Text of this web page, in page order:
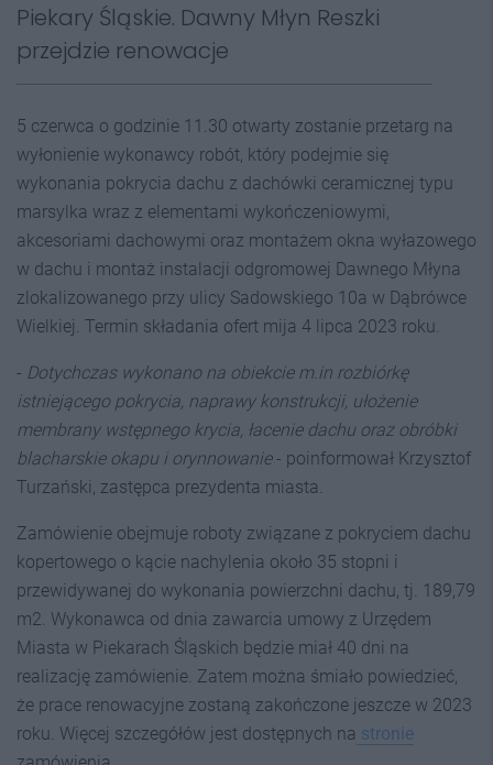
Piekary Śląskie. Dawny Młyn Reszki
przejdzie renowacje
5 czerwca o godzinie 11.30 otwarty zostanie przetarg na
wyłonienie wykonawcy robót, który podejmie się
wykonania pokrycia dachu z dachówki ceramicznej typu
marsylka wraz z elementami wykończeniowymi,
akcesoriami dachowymi oraz montażem okna wyłazowego
w dachu i montaż instalacji odgromowej Dawnego Młyna
zlokalizowanego przy ulicy Sadowskiego 10a w Dąbrówce
Wielkiej. Termin składania ofert mija 4 lipca 2023 roku.
- Dotychczas wykonano na obiekcie m.in rozbiórkę
istniejącego pokrycia, naprawy konstrukcji, ułożenie
membrany wstępnego krycia, łacenie dachu oraz obróbki
blacharskie okapu i orynnowanie- poinformował Krzysztof
Turzański, zastępca prezydenta miasta.
Zamówienie obejmuje roboty związane z pokryciem dachu
kopertowego o kącie nachylenia około 35 stopni i
przewidywanej do wykonania powierzchni dachu, tj. 189,79
m2. Wykonawca od dnia zawarcia umowy z Urzędem
Miasta w Piekarach Śląskich będzie miał 40 dni na
realizację zamówienie. Zatem można śmiało powiedzieć,
że prace renowacyjne zostaną zakończone jeszcze w 2023
roku. Więcej szczegółów jest dostępnych na stronie